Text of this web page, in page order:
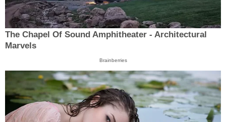
The Chapel Of Sound Amphitheater - Architectural
Marvels
Brainberries